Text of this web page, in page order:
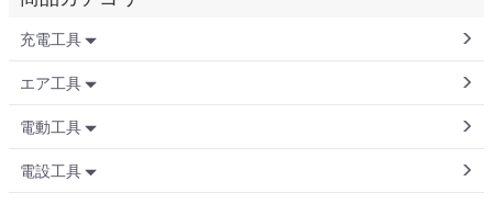
充電工具
エア工具
電動工具
電設工具